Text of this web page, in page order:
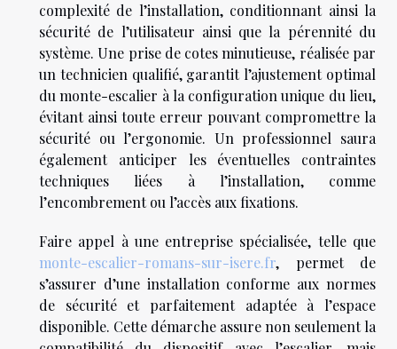
complexité de l’installation, conditionnant ainsi la
sécurité de l’utilisateur ainsi que la pérennité du
système. Une prise de cotes minutieuse, réalisée par
un technicien qualifié, garantit l’ajustement optimal
du monte-escalier à la configuration unique du lieu,
évitant ainsi toute erreur pouvant compromettre la
sécurité ou l’ergonomie. Un professionnel saura
également anticiper les éventuelles contraintes
techniques liées à l’installation, comme
l’encombrement ou l’accès aux fixations.
Faire appel à une entreprise spécialisée, telle que
monte-escalier-romans-sur-isere.fr, permet de
s’assurer d’une installation conforme aux normes
de sécurité et parfaitement adaptée à l’espace
disponible. Cette démarche assure non seulement la